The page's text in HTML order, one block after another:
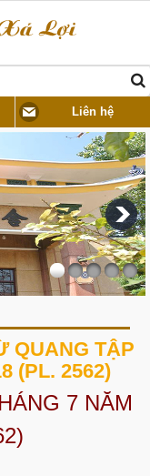
Liên hệ
QUANG TẬP
(PL. 2562)
7 NĂM